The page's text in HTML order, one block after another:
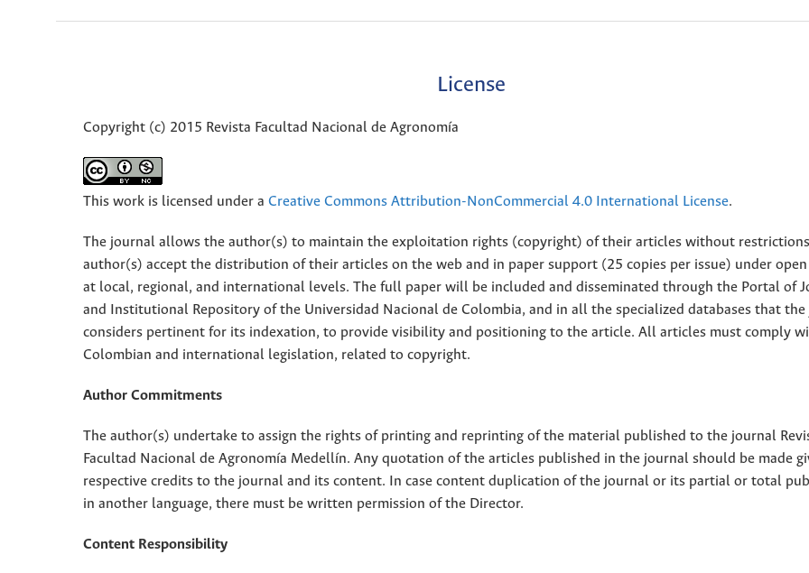
License
Copyright (c) 2015 Revista Facultad Nacional de Agronomía
This work is licensed under a Creative Commons Attribution-NonCommercial 4.0 International License.
The journal allows the author(s) to maintain the exploitation rights (copyright) of their articles without
author(s) accept the distribution of their articles on the web and in paper support (25 copies per issue) under open
at local, regional, and international levels. The full paper will be included and disseminated through the Portal of
and Institutional Repository of the Universidad Nacional de Colombia, and in all the specialized databases that
considers pertinent for its indexation, to provide visibility and positioning to the article. All articles must comply
Colombian and international legislation, related to copyright.
Author Commitments
The author(s) undertake to assign the rights of printing and reprinting of the material published to the journal
Facultad Nacional de Agronomía Medellín. Any quotation of the articles published in the journal should be made
respective credits to the journal and its content. In case content duplication of the journal or its partial or total
in another language, there must be written permission of the Director.
Content Responsibility